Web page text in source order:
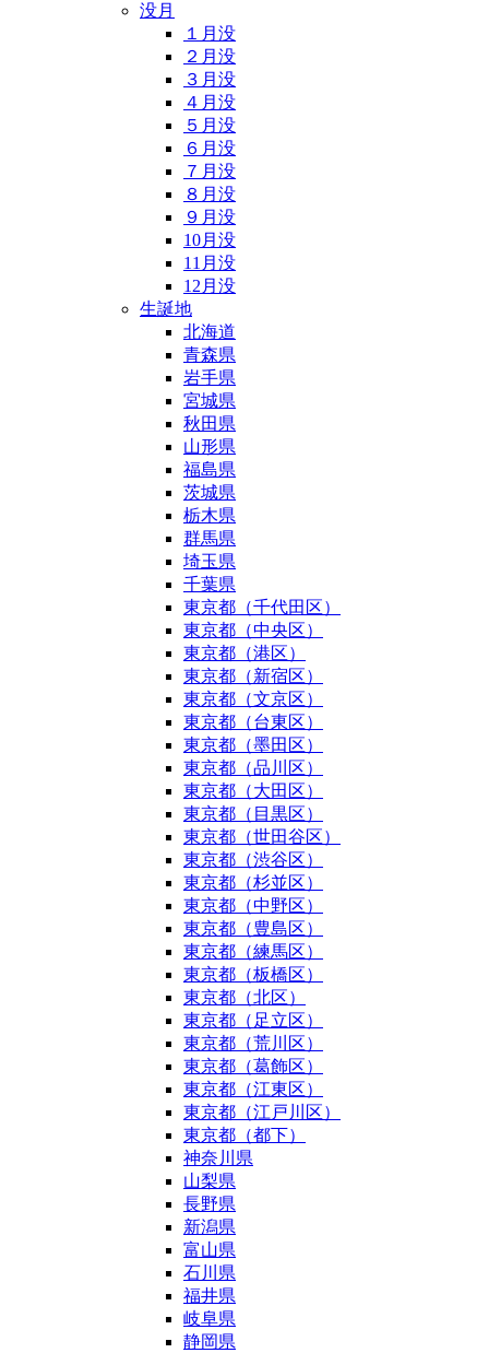
没月
１月没
２月没
３月没
４月没
５月没
６月没
７月没
８月没
９月没
10月没
11月没
12月没
生誕地
北海道
青森県
岩手県
宮城県
秋田県
山形県
福島県
茨城県
栃木県
群馬県
埼玉県
千葉県
東京都（千代田区）
東京都（中央区）
東京都（港区）
東京都（新宿区）
東京都（文京区）
東京都（台東区）
東京都（墨田区）
東京都（品川区）
東京都（大田区）
東京都（目黒区）
東京都（世田谷区）
東京都（渋谷区）
東京都（杉並区）
東京都（中野区）
東京都（豊島区）
東京都（練馬区）
東京都（板橋区）
東京都（北区）
東京都（足立区）
東京都（荒川区）
東京都（葛飾区）
東京都（江東区）
東京都（江戸川区）
東京都（都下）
神奈川県
山梨県
長野県
新潟県
富山県
石川県
福井県
岐阜県
静岡県